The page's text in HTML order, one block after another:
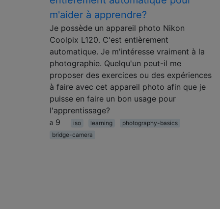
m'aider à apprendre?
Je possède un appareil photo Nikon
Coolpix L120. C'est entièrement
automatique. Je m'intéresse vraiment à la
photographie. Quelqu'un peut-il me
proposer des exercices ou des expériences
à faire avec cet appareil photo afin que je
puisse en faire un bon usage pour
l'apprentissage?
9
iso learning
photography-basics
bridge-camera